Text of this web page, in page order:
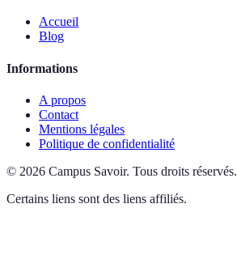
Accueil
Blog
Informations
A propos
Contact
Mentions légales
Politique de confidentialité
© 2026 Campus Savoir. Tous droits réservés.
Certains liens sont des liens affiliés.